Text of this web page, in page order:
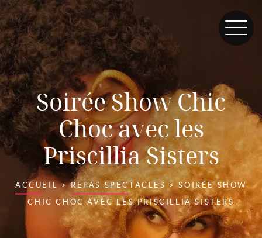
Soirée Show Chic
Choc avec les
Priscillia Sisters
ACCUEIL>REPAS SPECTACLES >SOIRÉE SHOW
CHIC CHOC AVEC LES PRISCILLIA SISTERS